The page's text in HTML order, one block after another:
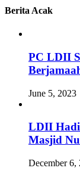
Berita Acak
PC LDII
June 5, 2023
LDII
Masjid
December 6,